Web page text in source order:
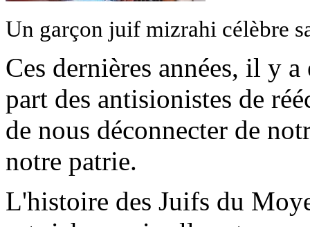
Un garçon juif mizrahi célèbre
Ces dernières années, il y
part des antisionistes de
de nous déconnecter de
notre patrie.
L'histoire des Juifs du